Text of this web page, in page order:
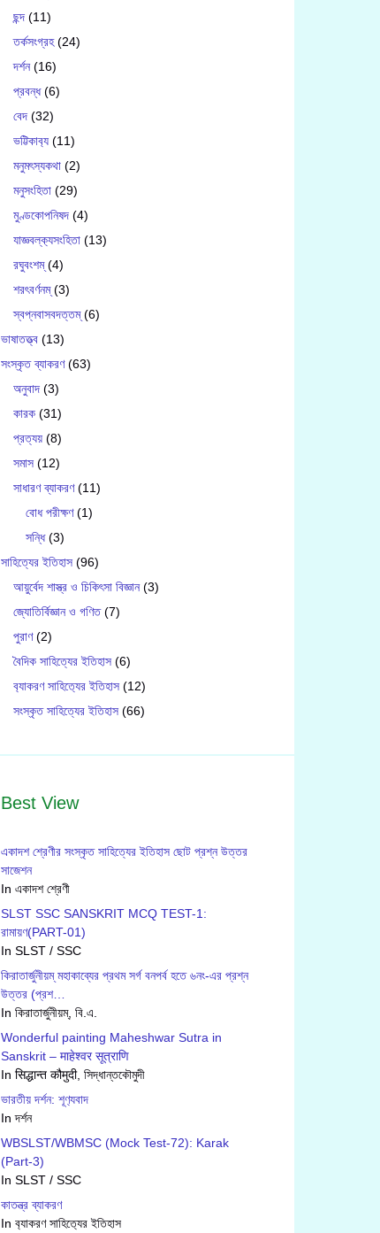
ছন্দ (11)
তর্কসংগ্রহ(24)
দর্শন(16)
প্রবন্ধ(6)
বেদ (32)
ভট্টিকাব‍্য (11)
মনুমৎস্যকথা (2)
মনুসংহিতা (29)
মুণ্ডকোপনিষদ (4)
যাজ্ঞবল্ক‍্যসংহিতা (13)
রঘুবংশম্(4)
শরৎবর্ণনম্(3)
স্বপ্নবাসবদত্তম্(6)
ভাষাতত্ত্ব (13)
সংস্কৃত ব্যাকরণ(63)
অনুবাদ (3)
কারক (31)
প্রত্যয় (8)
সমাস (12)
সাধারণ ব্যাকরণ(11)
বোধ পরীক্ষণ(1)
সন্ধি(3)
সাহিত্যের ইতিহাস (96)
আয়ুর্বেদ শাস্ত্র ও চিকিৎসা বিজ্ঞান(3)
জ্যোতির্বিজ্ঞান ও গণিত(7)
পুরাণ(2)
বৈদিক সাহিত্যের ইতিহাস (6)
ব‍্যাকরণ সাহিত‍্যের ইতিহাস (12)
সংস্কৃত সাহিত্যের ইতিহাস (66)
Best View
একাদশ শ্রেণীর সংস্কৃত সাহিত্যের ইতিহাস ছোট প্রশ্ন উত্তর
সাজেশন
In একাদশ শ্রেণী
SLST SSC SANSKRIT MCQ TEST-1:
রামায়ণ(PART-01)
In SLST / SSC
কিরাতার্জুনীয়ম্ মহাকাব্যের প্রথম সর্গ বনপর্ব হতে ৬নং-এর প্রশ্ন
উত্তর (প্রশ…
In কিরাতার্জুনীয়ম্, বি.এ.
Wonderful painting Maheshwar Sutra in
Sanskrit – माहेश्वर सूत्राणि
In सिद्धान्त कौमुदी, সিদ্ধান্তকৌমুদী
ভারতীয় দর্শন: শূণ‍্যবাদ
In দর্শন
WBSLST/WBMSC (Mock Test-72): Karak
(Part-3)
In SLST / SSC
কাতন্ত্র ব্যাকরণ
In ব‍্যাকরণ সাহিত‍্যের ইতিহাস